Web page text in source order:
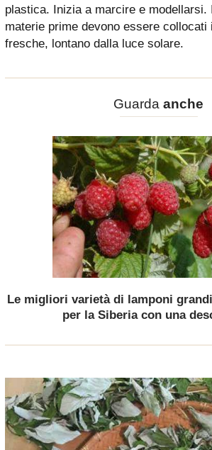
plastica. Inizia a marcire e modellarsi.
materie prime devono essere collocati
fresche, lontano dalla luce solare.
Guardaanche
Le migliori varietà di lamponi
per la Siberia con una